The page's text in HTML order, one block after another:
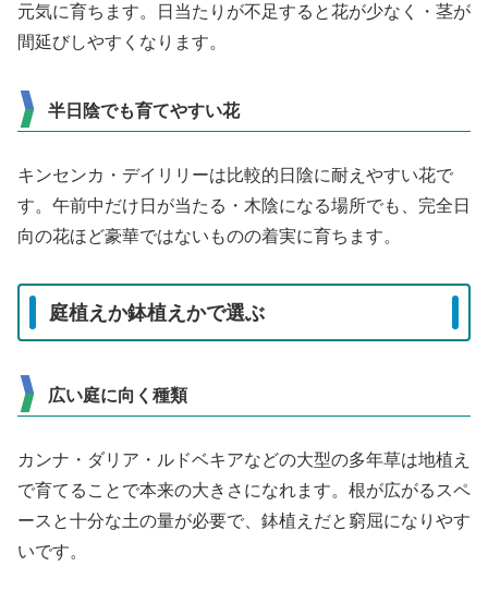
元気に育ちます。日当たりが不足すると花が少なく・茎が
間延びしやすくなります。
半日陰でも育てやすい花
キンセンカ・デイリリーは比較的日陰に耐えやすい花で
す。午前中だけ日が当たる・木陰になる場所でも、完全日
向の花ほど豪華ではないものの着実に育ちます。
庭植えか鉢植えかで選ぶ
広い庭に向く種類
カンナ・ダリア・ルドベキアなどの大型の多年草は地植え
で育てることで本来の大きさになれます。根が広がるスペ
ースと十分な土の量が必要で、鉢植えだと窮屈になりやす
いです。